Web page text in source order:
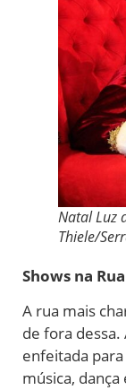
Natal Luz
Thiele/
Shows na
A rua mais
de fora
enfeitada
música,